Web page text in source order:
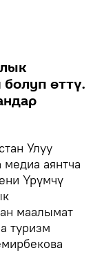
өттү.
Улуу
аянтча
Үрүмчү
маалымат
туризм